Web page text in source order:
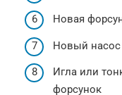
Новая
Новый насос
Игла или
форсунок